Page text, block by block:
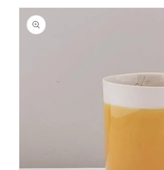
Ürün
bilgisine
atla